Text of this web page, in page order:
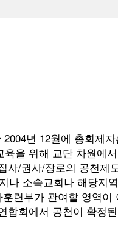
년 12월에 총회제
을 위해 교단 차원에
사/권사/장로의 공천제
나 소속교회나 해당지
련부가 관여할 영역이
합회에서 공천이 확정